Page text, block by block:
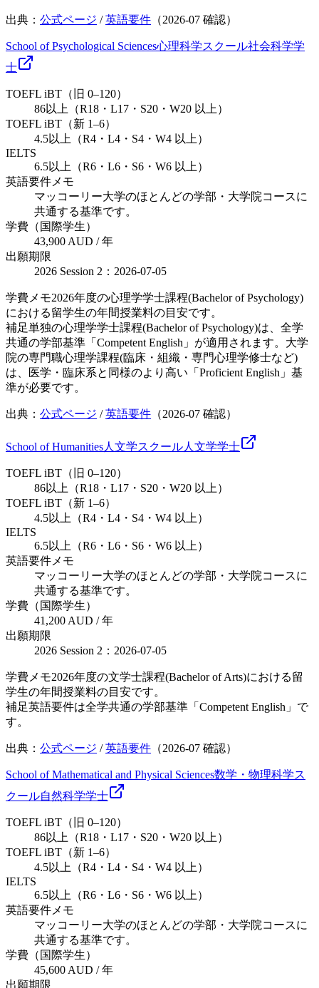
出典： 公式ページ /英語要件 （2026-07 確認）
School of Psychological Sciences心理科学スクール社会科学学
士
TOEFL iBT（旧 0–120）
86以上（R18・L17・S20・W20 以上）
TOEFL iBT（新 1–6）
4.5以上（R4・L4・S4・W4 以上）
IELTS
6.5以上（R6・L6・S6・W6 以上）
英語要件メモ
マッコーリー大学のほとんどの学部・大学院コースに
共通する基準です。
学費（国際学生）
43,900 AUD / 年
出願期限
2026 Session 2：2026-07-05
学費メモ2026年度の心理学学士課程(Bachelor of Psychology)
における留学生の年間授業料の目安です。
補足単独の心理学学士課程(Bachelor of Psychology)は、全学
共通の学部基準「Competent English」が適用されます。大学
院の専門職心理学課程(臨床・組織・専門心理学修士など)
は、医学・臨床系と同様のより高い「Proficient English」基
準が必要です。
出典： 公式ページ /英語要件 （2026-07 確認）
School of Humanities人文学スクール人文学学士
TOEFL iBT（旧 0–120）
86以上（R18・L17・S20・W20 以上）
TOEFL iBT（新 1–6）
4.5以上（R4・L4・S4・W4 以上）
IELTS
6.5以上（R6・L6・S6・W6 以上）
英語要件メモ
マッコーリー大学のほとんどの学部・大学院コースに
共通する基準です。
学費（国際学生）
41,200 AUD / 年
出願期限
2026 Session 2：2026-07-05
学費メモ2026年度の文学士課程(Bachelor of Arts)における留
学生の年間授業料の目安です。
補足英語要件は全学共通の学部基準「Competent English」で
す。
出典： 公式ページ /英語要件 （2026-07 確認）
School of Mathematical and Physical Sciences数学・物理科学ス
クール自然科学学士
TOEFL iBT（旧 0–120）
86以上（R18・L17・S20・W20 以上）
TOEFL iBT（新 1–6）
4.5以上（R4・L4・S4・W4 以上）
IELTS
6.5以上（R6・L6・S6・W6 以上）
英語要件メモ
マッコーリー大学のほとんどの学部・大学院コースに
共通する基準です。
学費（国際学生）
45,600 AUD / 年
出願期限